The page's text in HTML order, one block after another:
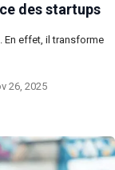
des startups
En effet, il transforme
26, 2025